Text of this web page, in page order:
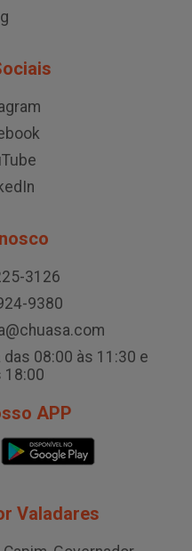
3126
9380
08:00 às 11:30 e
18:00
APP
Valadares